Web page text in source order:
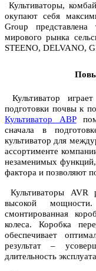
Культиваторы,
окупают себя
Group представлена
мирового рынка
STEENO, DELVANO,
Культиватор
подготовки почвы к
Культиватор АВР
сначала в
культиватор для
ассортименте
незаменимых функций,
фактора и позволяют
Культиваторы AVR
высокой
смонтированная
колеса. Коробка
обеспечивает
результат –
длительность